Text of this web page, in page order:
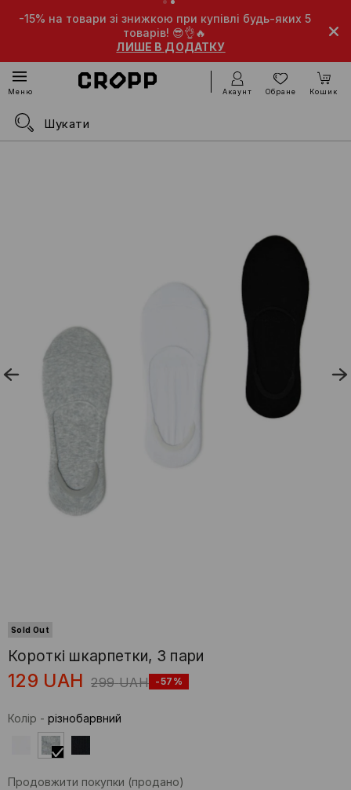
-15% на товари зі знижкою при купівлі будь-яких 5
товарів! 😎👌🔥
ЛИШЕ В ДОДАТКУ
Меню Акаунт Обране Кошик
Sold Out
Короткі шкарпетки, 3 пари
129 UAH 299 UAH -57%
Колір - різнобарвний
Продовжити покупки (продано)